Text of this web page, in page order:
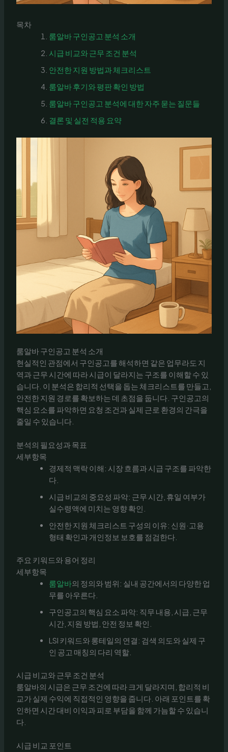
목차
룸알바 구인공고 분석 소개
시급 비교와 근무 조건 분석
안전한 지원 방법과 체크리스트
룸알바 후기와 평판 확인 방법
룸알바 구인공고 분석에 대한 자주 묻는 질문들
결론 및 실전 적용 요약
룸알바 구인공고 분석 소개
현실적인 관점에서 구인공고를 해석하면 같은 업무라도 지
역과 근무 시간에 따라 시급이 달라지는 구조를 이해할 수 있
습니다. 이 분석은 합리적 선택을 돕는 체크리스트를 만들고,
안전한 지원 경로를 확보하는 데 초점을 둡니다. 구인공고의
핵심 요소를 파악하면 요청 조건과 실제 근로 환경의 간극을
줄일 수 있습니다.
분석의 필요성과 목표
세부항목
경제적 맥락 이해: 시장 흐름과 시급 구조를 파악한
다.
시급 비교의 중요성 파악: 근무 시간, 휴일 여부가
실수령액에 미치는 영향 확인.
안전한 지원 체크리스트 구성의 이유: 신원·고용
형태 확인과 개인정보 보호를 점검한다.
주요 키워드와 용어 정리
세부항목
룸알바의 정의와 범위: 실내 공간에서의 다양한 업
무를 아우른다.
구인공고의 핵심 요소 파악: 직무 내용, 시급, 근무
시간, 지원 방법, 안전 정보 확인.
LSI 키워드와 롱테일의 연결: 검색 의도와 실제 구
인 공고 매칭의 다리 역할.
시급 비교와 근무 조건 분석
룸알바의 시급은 근무 조건에 따라 크게 달라지며, 합리적 비
교가 실제 수익에 직접적인 영향을 줍니다. 아래 포인트를 확
인하면 시간 대비 이익과 피로 부담을 함께 가늠할 수 있습니
다.
시급 비교 포인트